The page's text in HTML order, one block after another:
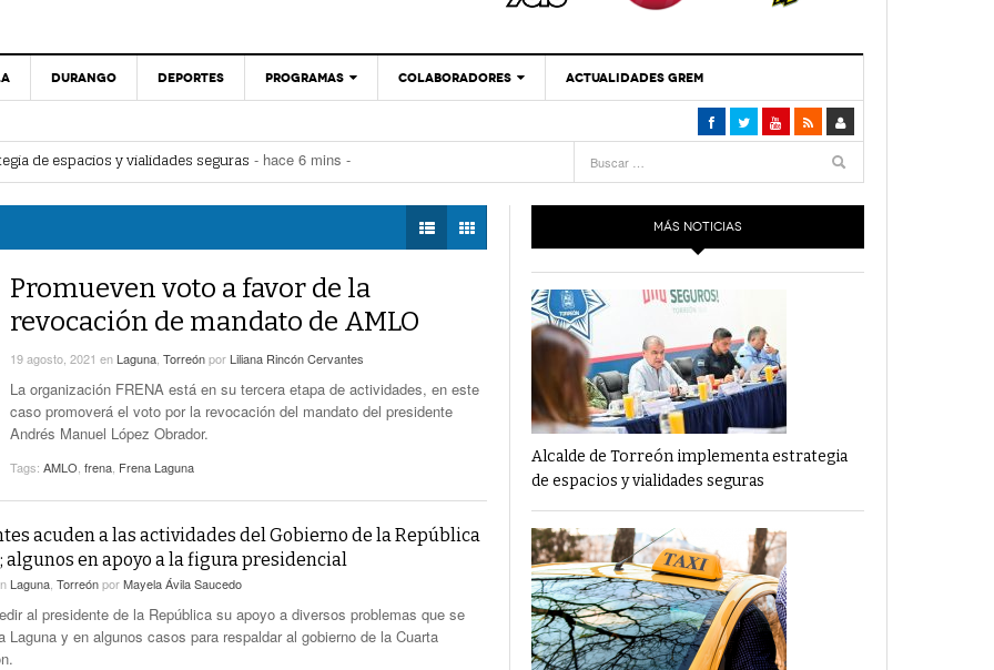
Espacios Y Vialidades Seguras- hace 6 mins -
De Torreón- hace 31 mins -
Realizan En Torreón Trámites De Licencias De
Construcción
Invitan A Vacunación Antirrábica Gratuita De
Mascotas- hace 1 hora -
DURANGO DEPORTES PROGRAMAS
GLOBO
TWEETS AND
ESTÉREO GALLITO
COLABORADORES
‘Se Vale Soñar Con Una Contraloría Ciudadana’
Financiamiento’ Por PC29
‘La Laguna: Bomba De Tiempo Por Falta De
Planeación’ Por PC29- 17 mayo, 2021
‘Las Corrupciones, Sus Formas Y Efectos’ Por
PC29- 7 mayo, 2021
ACTUALIDADES GREM
de espacios y vialidades seguras- hace 6 mins -
movilidad de taxis- hace 20 mins -
de Torreón- hace 31 mins -
de construcción- hace 40 mins -
de mascotas
Promueven voto a favor de la
revocación de mandato de AMLO
19 agosto, 2021 en Laguna Torreónpor Liliana Rincón Cervantes
La organización FRENA está en su tercera etapa de actividades, en este
caso promoverá el voto por la revocación del mandato del presidente
Andrés Manuel López Obrador.
Tags: AMLO frena Frena Laguna
acuden a las actividades del Gobierno de la República
algunos en apoyo a la figura presidencial
Laguna TorreónporMayela Ávila Saucedo
al presidente de la República su apoyo a diversos problemas que se
Laguna y en algunos casos para respaldar al gobierno de la Cuarta
MÁS NOTICIAS
Alcalde de Torreón implementa estrategia
de espacios y vialidades seguras